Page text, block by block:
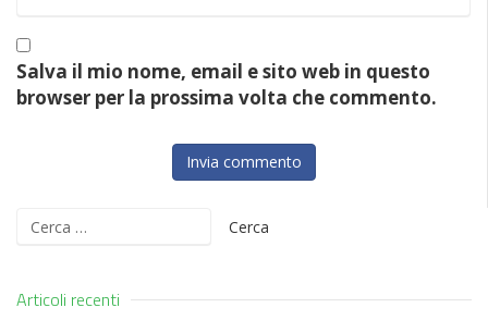
Salva il mio nome, email e sito web in questo
browser per la prossima volta che commento.
Ricerca
Articoli recenti